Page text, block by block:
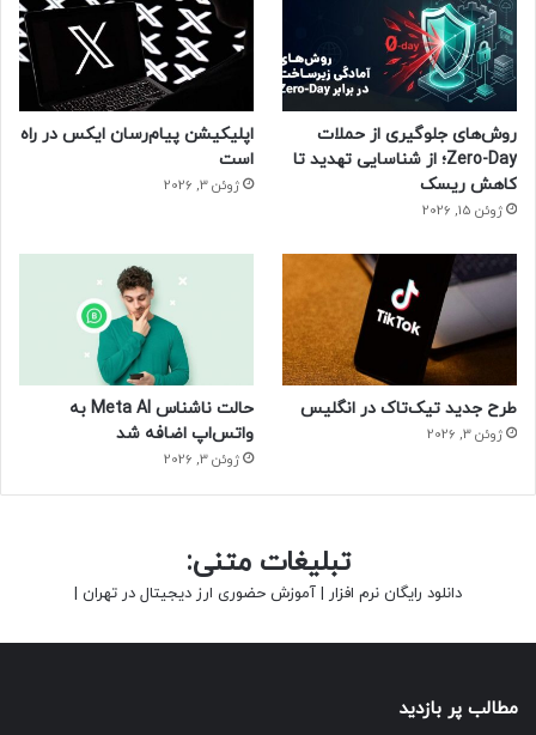
روش‌های جلوگیری از حملات
Zero-Day؛ از شناسایی تهدید تا
کاهش ریسک
ژوئن 15, 2026
اپلیکیشن پیام‌رسان ایکس در راه
است
ژوئن 3, 2026
طرح جدید تیک‌تاک در انگلیس
ژوئن 3, 2026
حالت ناشناس Meta AI به
واتس‌اپ اضافه شد
ژوئن 3, 2026
تبلیغات متنی:
دانلود رایگان نرم افزار | آموزش حضوری ارز دیجیتال در تهران |
مطالب پر بازدید